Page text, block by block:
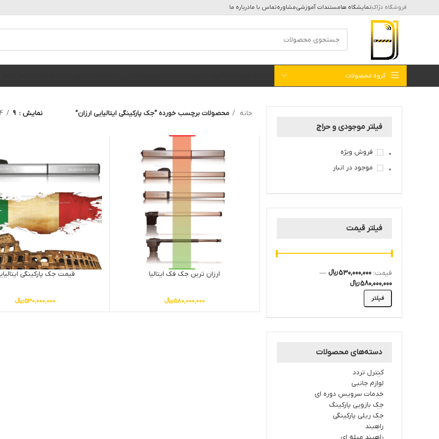
فروشگاه دژاکنمایشگاه هامستندات آموزشیمشاورهتماس با مادرباره ما
گروه محصولات
فیلتر موجودی و حراج
فروش ویژه
موجود در انبار
فیلتر قیمت
فیلتر
قیمت: 530,000,000 ﷼
—
580,000,000 ﷼
دسته‌های محصولات
کنترل تردد
لوازم جانبی
خدمات سرویس دوره ای
جک بازویی پارکینگ
جک ریلی پارکینگی
راهبند
خانه محصولات برچسب خورده “جک پارکینگی ایتالیایی ارزان” نمایش 9
ارزان ترین جک فک ایتالیا
580,000,000﷼
قیمت جک پارکینگی
530,000,000﷼